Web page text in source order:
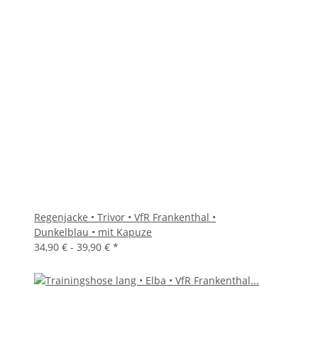
Regenjacke • Trivor • VfR Frankenthal •
Dunkelblau • mit Kapuze
34,90 € - 39,90 € *